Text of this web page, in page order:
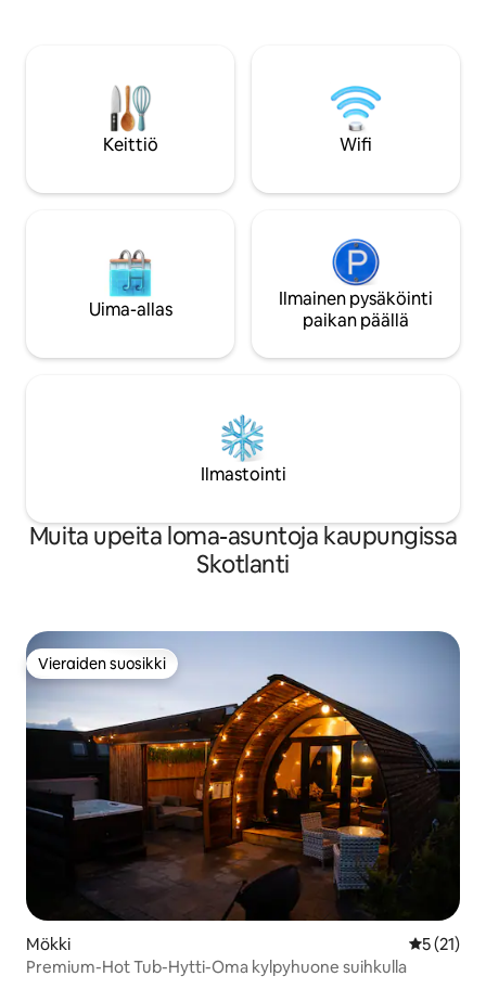
Drimnin, joka on samalla 4 eekkerin
vedenkeitin, Tefal-halogeeniliesi,
yhdistetty uuni/mikroaaltouuni. Kaikki
ruokailuvälineet ovat käytettävissä.
Lochaline on lähin ostopaikka, joka on 8
mailin päässä. AirShip sijaitsee kauniilla,
syrjäisellä paikalla neljän eekkerin
alueella. Upeat näkymät ulottuvat Mullin
saarella ja ulos merelle kohti
majapaikka on
pysähdyspaikka
Edinburghin välillä. Balmoral
Dunnottar Castle,
saatavilla.
Keittiö Wifi
Uima-allas
Ilmainen pysäköinti
paikan päällä
Ilmastointi
Muita upeita loma-asuntoja kaupungissa
Skotlanti
Vieraiden suosikki
Vieraiden suosikki
Mökki
5 (21)
Premium-Hot Tub-Hytti-Oma kylpyhuone suihkulla